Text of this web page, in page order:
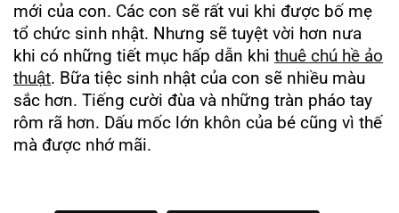
mới của con. Các con sẽ rất vui khi được bố mẹ
tổ chức sinh nhật. Nhưng sẽ tuyệt vời hơn nưa
khi có những tiết mục hấp dẫn khi thuê chú hề ảo
thuật. Bữa tiệc sinh nhật của con sẽ nhiều màu
sắc hơn. Tiếng cười đùa và những tràn pháo tay
rôm rã hơn. Dấu mốc lớn khôn của bé cũng vì thế
mà được nhớ mãi.